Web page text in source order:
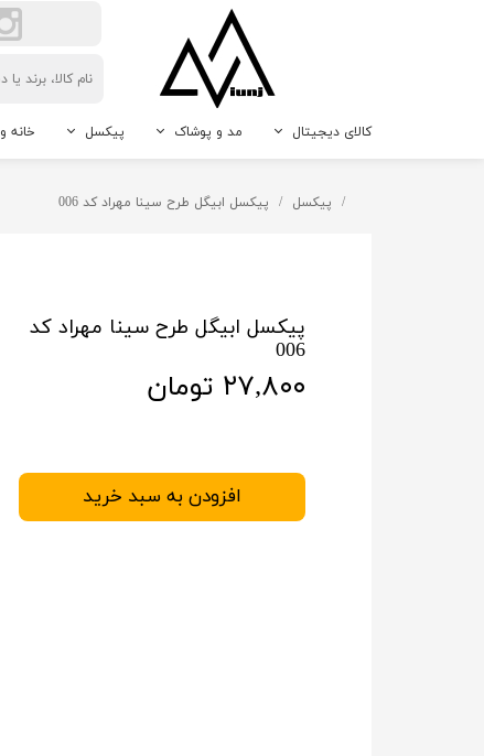
کالای دیجیتال مد و پوشاک پیکسل خانه
پیکسل پیکسل ابیگل طرح سینا مهراد کد 006
پیکسل ابیگل طرح سینا مهراد کد
006
۲۷,۸۰۰ تومان
افزودن به سبد خرید